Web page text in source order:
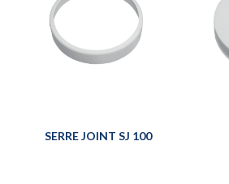
SERRE JOINT SJ 100